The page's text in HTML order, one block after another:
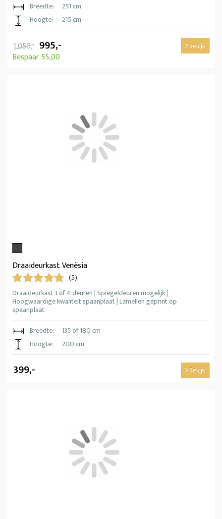
Breedte:
251 cm
Hoogte:
215 cm
1.050,- 995,-
Bespaar 55,00
Bekijk
Draaideurkast Venèsia
(5)
Draaideurkast 3 of 4 deuren | Spiegeldeuren mogelijk |
Hoogwaardige kwaliteit spaanplaat | Lamellen geprint op
spaanplaat
Breedte:
135 of 180 cm
Hoogte:
200 cm
399,- Bekijk